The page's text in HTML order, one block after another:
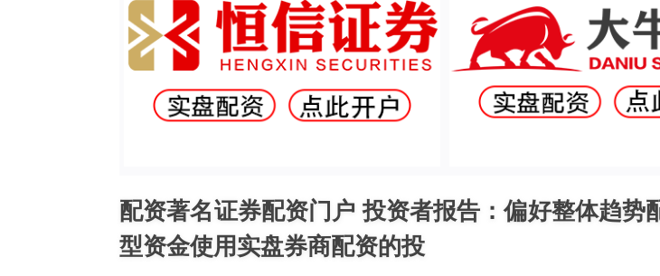
配资著名证券配资门户 投资者报告：偏好整体趋势
型资金使用实盘券商配资的投